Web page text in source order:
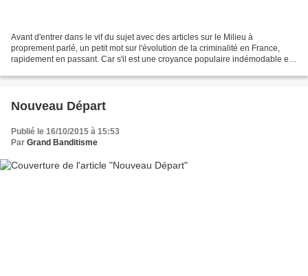
Avant d'entrer dans le vif du sujet avec des articles sur le Milieu à
proprement parlé, un petit mot sur l'évolution de la criminalité en France,
rapidement en passant. Car s'il est une croyance populaire indémodable et
Nouveau Départ
Publié le 16/10/2015 à 15:53
Par Grand Banditisme